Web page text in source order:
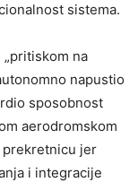
sistema.
na
napustio
sposobnost
aerodromskom
prekretnicu jer
i integracije